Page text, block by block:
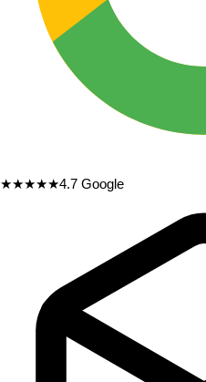
★★★★★4.7 Google